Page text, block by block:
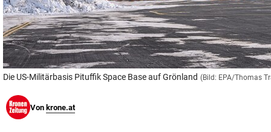
Die US-Militärbasis Pituffik Space Base auf Grönland (Bild: EPA/Thomas
Von krone.at